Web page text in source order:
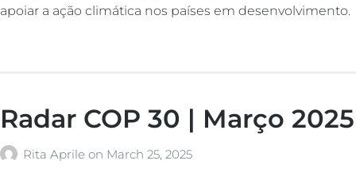
apoiar a ação climática nos países em desenvolvimento.
Radar COP 30 | Março 2025
Rita Aprile on March 25, 2025